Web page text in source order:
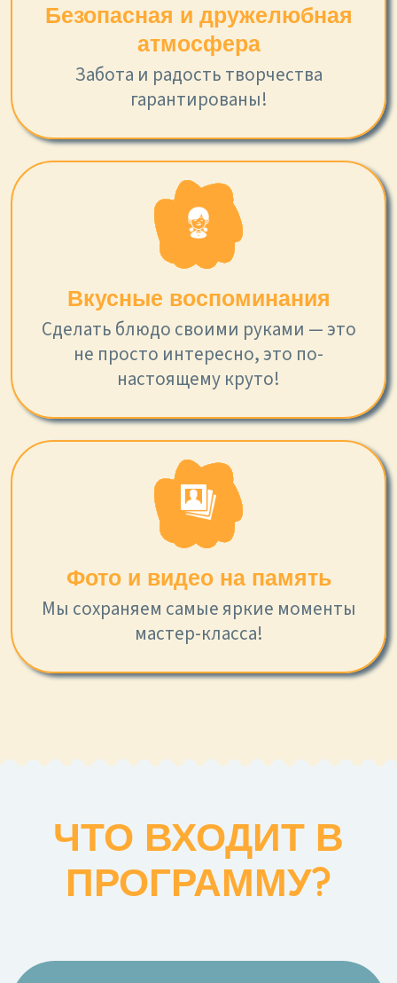
Безопасная и дружелюбная
атмосфера
Забота и радость творчества
гарантированы!
Вкусные воспоминания
Сделать блюдо своими руками — это
не просто интересно, это по-
настоящему круто!
Фото и видео на память
Мы сохраняем самые яркие моменты
мастер-класса!
ЧТО ВХОДИТ В
ПРОГРАММУ?